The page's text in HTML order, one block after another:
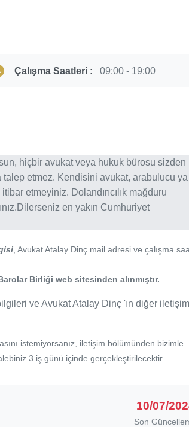
Çalışma Saatleri : 09:00 - 19:00
hiçbir avukat veya hukuk bürosu sizden
etmez. Kendisini avukat, arabulucu
etmeyiniz. Dolandırıcılık mağduru
en yakın Cumhuriyet
, Avukat Atalay Dinç mail adresi ve çalışma
Birliği web sitesinden alınmıştır.
ve Avukat Atalay Dinç 'ın diğer iletişim
istemiyorsanız, iletişim bölümünden bizimle
3 iş günü içinde gerçekleştirilecektir.
10/07/
Son